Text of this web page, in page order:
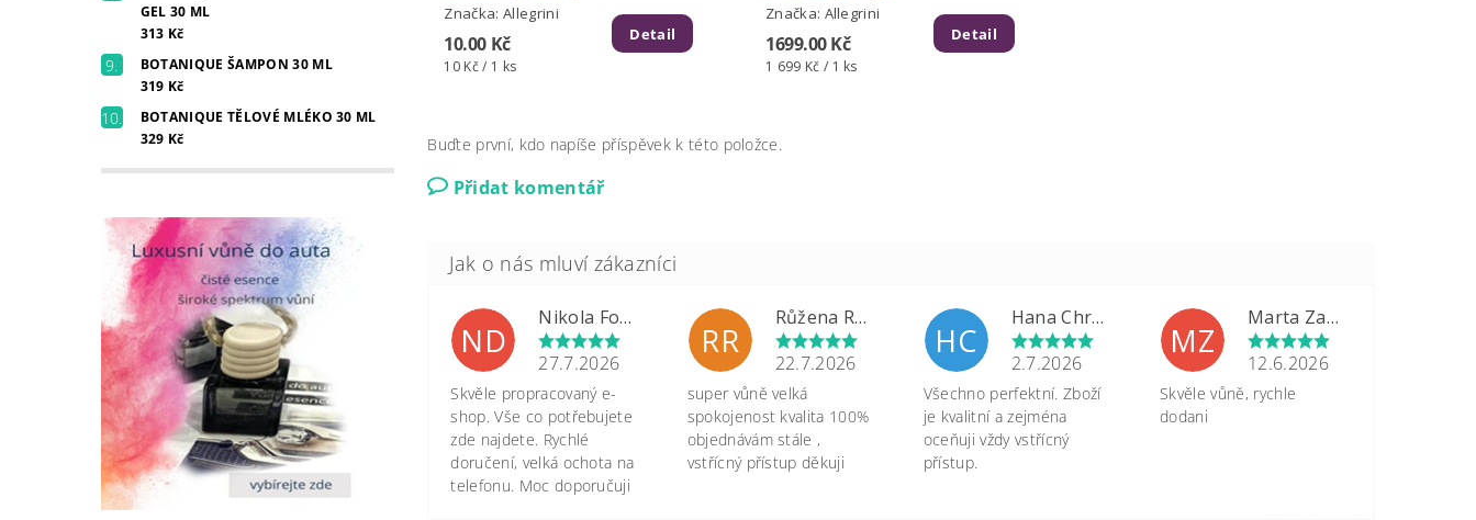
GEL 30 ML
313 Kč
BOTANIQUE ŠAMPON 30 ML
319 Kč
BOTANIQUE TĚLOVÉ MLÉKO 30 ML
329 Kč
Značka: Allegrini
10.00 Kč
10 Kč / 1 ks
Detail
Značka: Allegrini
1699.00 Kč
1 699 Kč / 1 ks
Detail
Buďte první, kdo napíše příspěvek k této položce.
Přidat komentář
ND
Nikola Formánková Dvořáková
27.7.2026
Skvěle propracovaný e-
shop. Vše co potřebujete
zde najdete. Rychlé
doručení, velká ochota na
telefonu. Moc doporučuji
RR
Růžena Rypková
22.7.2026
super vůně velká
spokojenost kvalita 100%
objednávám stále ,
vstřícný přístup děkuji
HC
Hana Chrastinová
2.7.2026
Všechno perfektní. Zboží
je kvalitní a zejména
oceňuji vždy vstřícný
přístup.
MZ
Marta Zapletalová
12.6.2026
Skvěle vůně, rychle
dodani